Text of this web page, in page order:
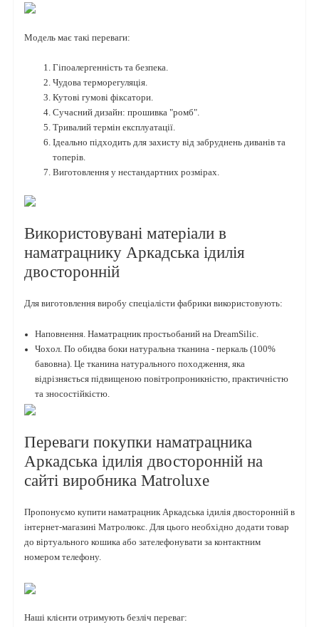
Модель має такі переваги:
Гіпоалергенність та безпека.
Чудова терморегуляція.
Кутові гумові фіксатори.
Сучасний дизайн: прошивка "ромб".
Тривалий термін експлуатації.
Ідеально підходить для захисту від забруднень диванів та
топерів.
Виготовлення у нестандартних розмірах.
Використовувані матеріали в
наматрацнику Аркадська ідилія
двосторонній
Для виготовлення виробу спеціалісти фабрики використовують:
Наповнення. Наматрацник простьобаний на DreamSilic.
Чохол. По обидва боки натуральна тканина - перкаль (100%
бавовна). Це тканина натурального походження, яка
відрізняється підвищеною повітропроникністю, практичністю
та зносостійкістю.
Переваги покупки наматрацника
Аркадська ідилія двосторонній на
сайті виробника Matroluxe
Пропонуємо купити наматрацник Аркадська ідилія двосторонній в
інтернет-магазині Матролюкс. Для цього необхідно додати товар
до віртуального кошика або зателефонувати за контактним
номером телефону.
Наші клієнти отримують безліч переваг: